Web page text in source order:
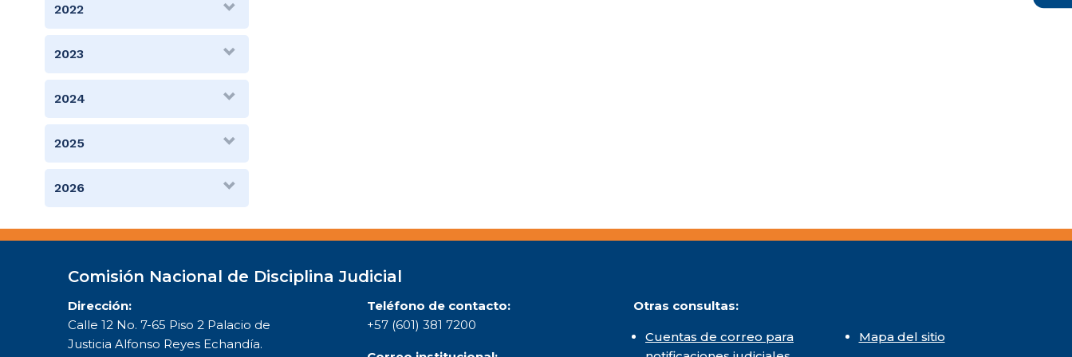
2022
2023
2024
2025
2026
Comisión Nacional de Disciplina Judicial
Dirección:
Calle 12 No. 7-65 Piso 2 Palacio de
Justicia Alfonso Reyes Echandía.
Teléfono de contacto:
+57 (601) 381 7200
Otras consultas:
Cuentas de correo para
Mapa del sitio